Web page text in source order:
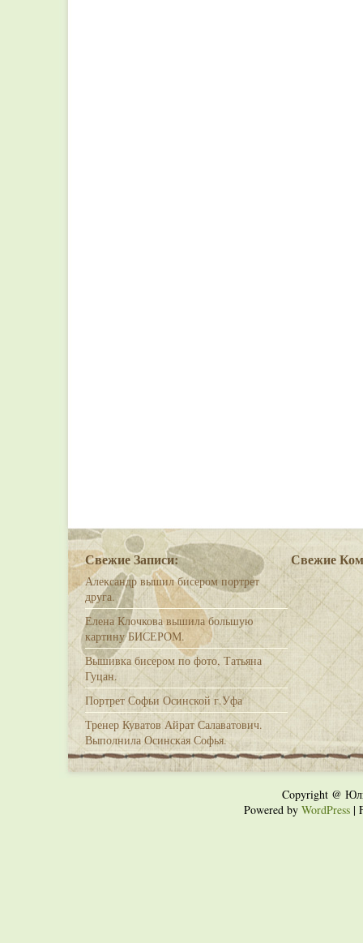
Свежие Записи:
Александр вышил бисером портрет
друга.
Елена Клочкова вышила большую
картину БИСЕРОМ.
Вышивка бисером по фото, Татьяна
Гуцан.
Портрет Софьи Осинской г.Уфа
Тренер Куватов Айрат Салаватович.
Выполнила Осинская Софья.
Свежие
Copyright @
Powered by WordPress |